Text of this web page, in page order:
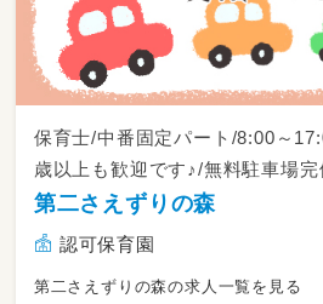
保育士/中番固定パート/8:00～
歳以上も歓迎です♪/無料駐車場
第二さえずりの森
認可保育園
第二さえずりの森の求人一覧を見る